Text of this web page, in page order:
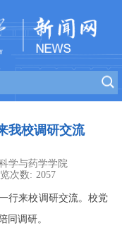
我校调研交流
学与药学学院
次数: 2057
行来校调研交流。校党
同调研。